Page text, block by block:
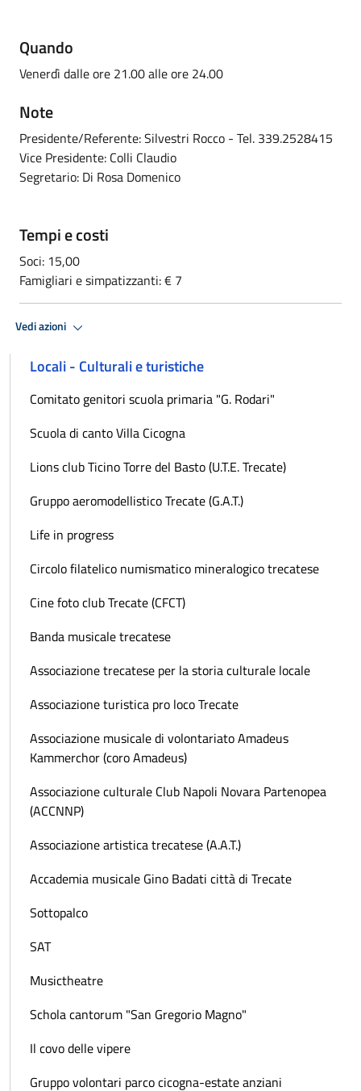
Quando
Venerdì dalle ore 21.00 alle ore 24.00
Note
Presidente/Referente: Silvestri Rocco - Tel. 339.2528415
Vice Presidente: Colli Claudio
Segretario: Di Rosa Domenico
Tempi e costi
Soci: 15,00
Famigliari e simpatizzanti: € 7
Vedi azioni
Locali - Culturali e turistiche
Comitato genitori scuola primaria "G. Rodari"
Scuola di canto Villa Cicogna
Lions club Ticino Torre del Basto (U.T.E. Trecate)
Gruppo aeromodellistico Trecate (G.A.T.)
Life in progress
Circolo filatelico numismatico mineralogico trecatese
Cine foto club Trecate (CFCT)
Banda musicale trecatese
Associazione trecatese per la storia culturale locale
Associazione turistica pro loco Trecate
Associazione musicale di volontariato Amadeus
Kammerchor (coro Amadeus)
Associazione culturale Club Napoli Novara Partenopea
(ACCNNP)
Associazione artistica trecatese (A.A.T.)
Accademia musicale Gino Badati città di Trecate
Sottopalco
SAT
Musictheatre
Schola cantorum "San Gregorio Magno"
Il covo delle vipere
Gruppo volontari parco cicogna-estate anziani